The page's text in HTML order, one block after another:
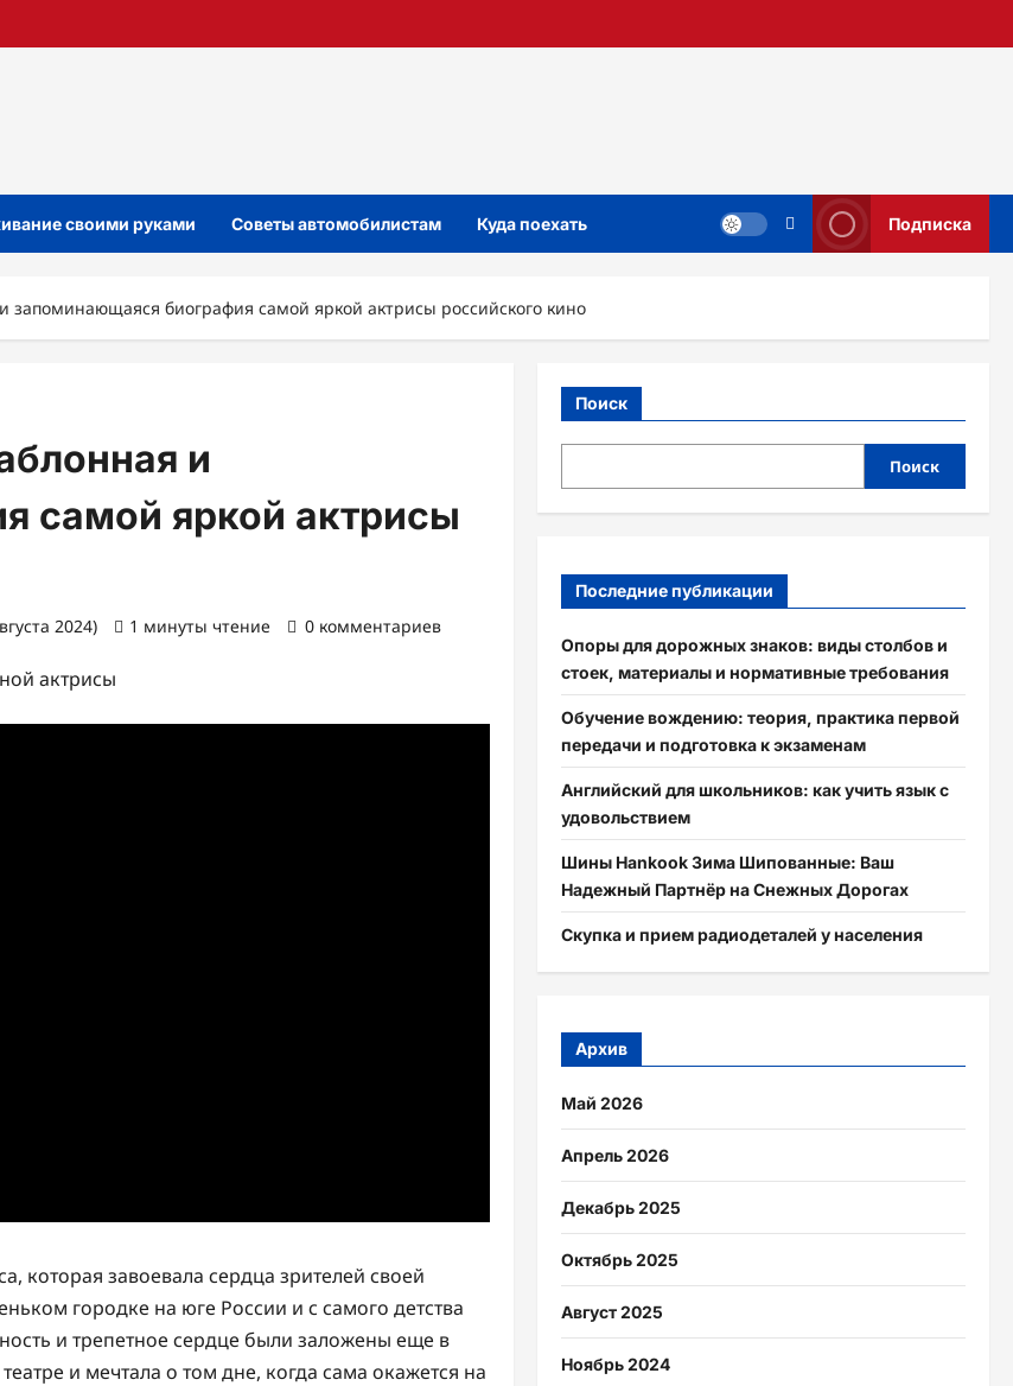
своими руками Советы автомобилистам Куда поехать Подписка
запоминающаяся биография самой яркой актрисы российского кино
и
самой яркой актрисы
2024) 1 минуты чтение 0 комментариев
которая завоевала сердца зрителей своей
городке на юге России и с самого детства
и трепетное сердце были заложены еще в
и мечтала о том дне, когда сама окажется на
Поиск
Поиск
Последние публикации
Опоры для дорожных знаков: виды столбов и
стоек, материалы и нормативные требования
Обучение вождению: теория, практика первой
передачи и подготовка к экзаменам
Английский для школьников: как учить язык с
удовольствием
Шины Hankook Зима Шипованные: Ваш
Надежный Партнёр на Снежных Дорогах
Скупка и прием радиодеталей у населения
Архив
Май 2026
Апрель 2026
Декабрь 2025
Октябрь 2025
Август 2025
Ноябрь 2024